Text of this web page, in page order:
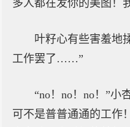
多人都在发你的美图！
叶籽心有些害羞地
工作罢了……”
“no！no！no！”小
可不是普普通通的工作